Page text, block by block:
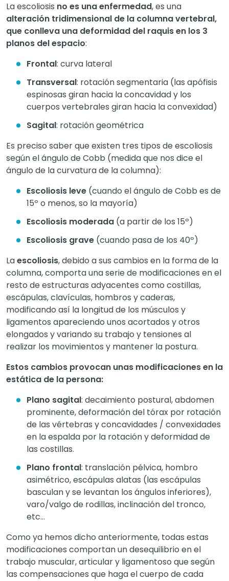
La escoliosis no es una enfermedad, es una
alteración tridimensional de la columna vertebral,
que conlleva una deformidad del raquis en los 3
planos del espacio:
Frontal: curva lateral
Transversal: rotación segmentaria (las apófisis
espinosas giran hacia la concavidad y los
cuerpos vertebrales giran hacia la convexidad)
Sagital: rotación geométrica
Es preciso saber que existen tres tipos de escoliosis
según el ángulo de Cobb (medida que nos dice el
ángulo de la curvatura de la columna):
Escoliosis leve (cuando el ángulo de Cobb es de
15º o menos, so la mayoría)
Escoliosis moderada (a partir de los 15º)
Escoliosis grave (cuando pasa de los 40º)
Laescoliosis, debido a sus cambios en la forma de la
columna, comporta una serie de modificaciones en el
resto de estructuras adyacentes como costillas,
escápulas, clavículas, hombros y caderas,
modificando así la longitud de los músculos y
ligamentos apareciendo unos acortados y otros
elongados y variando su trabajo y tensiones al
realizar los movimientos y mantener la postura.
Estos cambios provocan unas modificaciones en la
estática de la persona:
Plano sagital: decaimiento postural, abdomen
prominente, deformación del tórax por rotación
de las vértebras y concavidades / convexidades
en la espalda por la rotación y deformidad de
las costillas.
Plano frontal: translación pélvica, hombro
asimétrico, escápulas alatas (las escápulas
basculan y se levantan los ángulos inferiores),
varo/valgo de rodillas, inclinación del tronco,
etc…
Como ya hemos dicho anteriormente, todas estas
modificaciones comportan un desequilibrio en el
trabajo muscular, articular y ligamentoso que según
las compensaciones que haga el cuerpo de cada